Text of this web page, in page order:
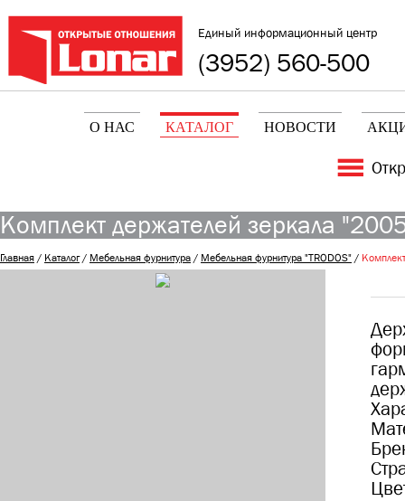
Единый информационный центр
(3952) 560-500
О НАС КАТАЛОГ НОВОСТИ
Комплект держателей зеркала
Главная/ Каталог/ Мебельная фурнитура/ Мебельная фурнитура "TRODOS"/